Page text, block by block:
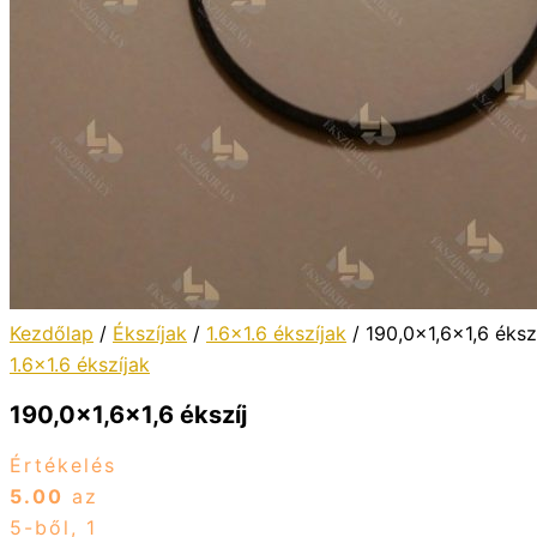
Kezdőlap / Ékszíjak / 1.6x1.6 ékszíjak / 190,0×1,6×1,6
1.6x1.6 ékszíjak
190,0×1,6×1,6 ékszíj
Értékelés
5.00 az
5-ből, 1